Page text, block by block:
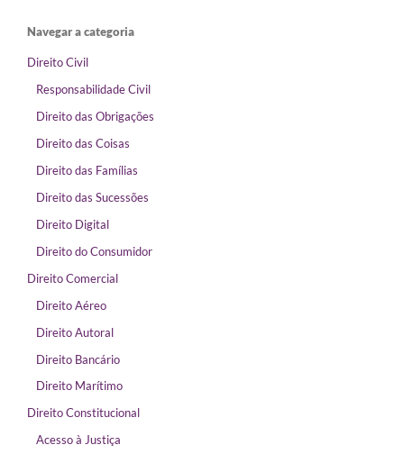
Navegar a categoria
Direito Civil
Responsabilidade Civil
Direito das Obrigações
Direito das Coisas
Direito das Famílias
Direito das Sucessões
Direito Digital
Direito do Consumidor
Direito Comercial
Direito Aéreo
Direito Autoral
Direito Bancário
Direito Marítimo
Direito Constitucional
Acesso à Justiça